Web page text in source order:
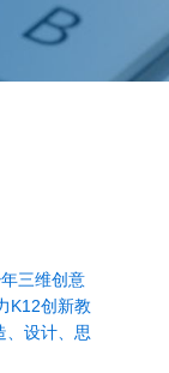
三维创意
K12创新教
、设计、思